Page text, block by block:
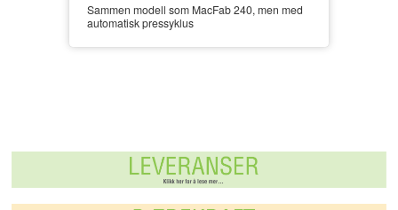
Sammen modell som MacFab 240, men med
automatisk pressyklus